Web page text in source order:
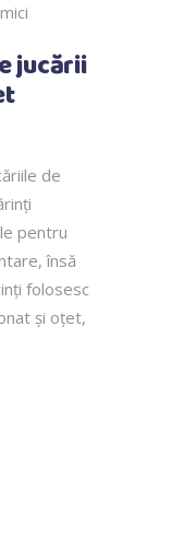
jucării
de
pentru
însă
folosesc
și oțet,